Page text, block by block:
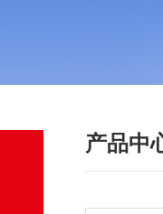
产品中